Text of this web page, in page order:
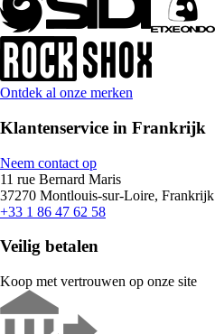
Ontdek al onze merken
Klantenservice in Frankrijk
Neem contact op
11 rue Bernard Maris
37270 Montlouis-sur-Loire, Frankrijk
+33 1 86 47 62 58
Veilig betalen
Koop met vertrouwen op onze site